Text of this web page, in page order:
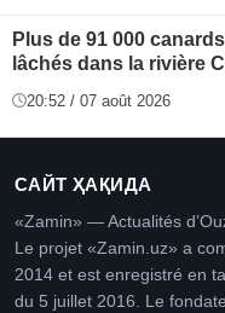
Plus de 91 000
lâchés dans la rivière
20:52 / 07 août 2026
САЙТ ҲАҚИДА
«Zamin» — Actualités
Le projet «Zamin.uz» a
2014 et est enregistré en
du 5 juillet 2016. Le